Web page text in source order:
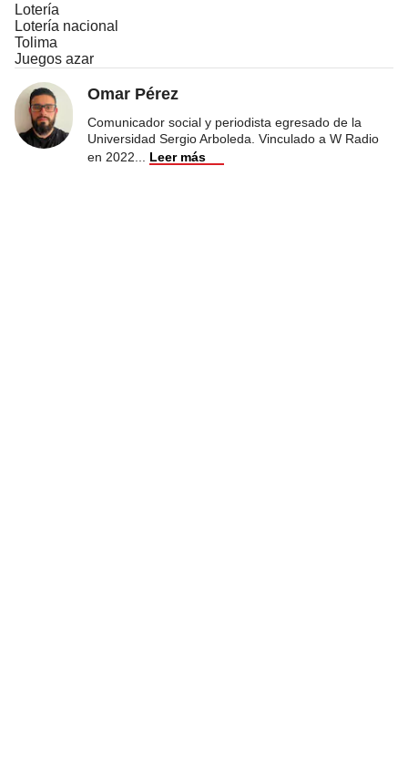
Lotería
Lotería nacional
Tolima
Juegos azar
Omar Pérez
Comunicador social y periodista egresado de la
Universidad Sergio Arboleda. Vinculado a W Radio
en 2022
Leer más